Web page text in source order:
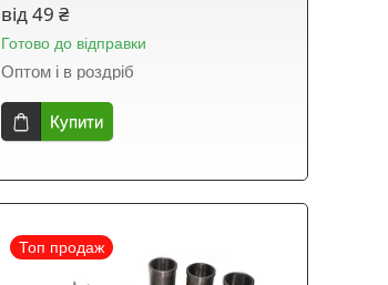
від 49 ₴
Готово до відправки
Оптом і в роздріб
Купити
Топ продаж